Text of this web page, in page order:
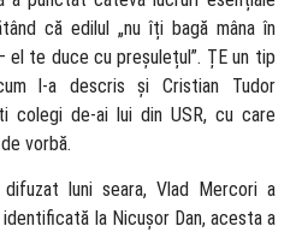
că edilul „nu îți bagă mâna în
el te duce cu preșulețul”. ȚE un tip
l-a descris și Cristian Tudor
colegi de-ai lui din USR, cu care
vorbă.
luni seara, Vlad Mercori a
la Nicușor Dan, acesta a